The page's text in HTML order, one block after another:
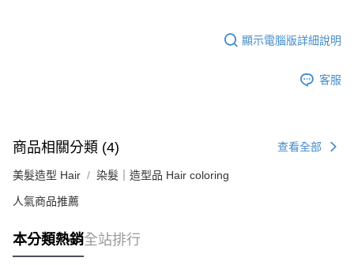
顯示電腦版詳細說明
客服
商品相關分類 (4) 查看全部
美髮造型 Hair 染髮｜造型品 Hair coloring
人氣商品推薦
本分類熱銷全站排行